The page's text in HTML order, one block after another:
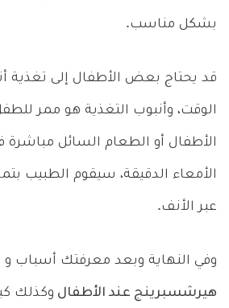
بشكل مناسب.
قد يحتاج بعض الأطفال إلى تغذية
الوقت، وأنبوب التغذية هو ممر
الأطفال أو الطعام السائل مباشرة
الأمعاء الدقيقة، سيقوم الطبيب
عبر الأنف.
وفي النهاية وبعد معرفتك أسباب و
هيرشسبرينج عند الأطفال وكذلك